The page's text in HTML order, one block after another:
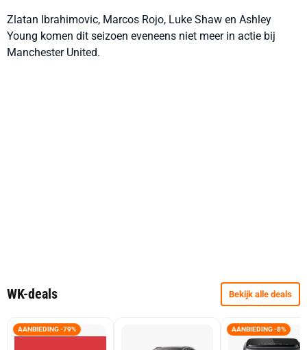
Zlatan Ibrahimovic, Marcos Rojo, Luke Shaw en Ashley
Young komen dit seizoen eveneens niet meer in actie bij
Manchester United.
WK-deals Bekijk alle deals
AANBIEDING -79% AANBIEDING -8%